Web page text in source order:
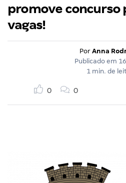
promove concurso
vagas!
Por Anna
Publicado em
1 min. de
0 0